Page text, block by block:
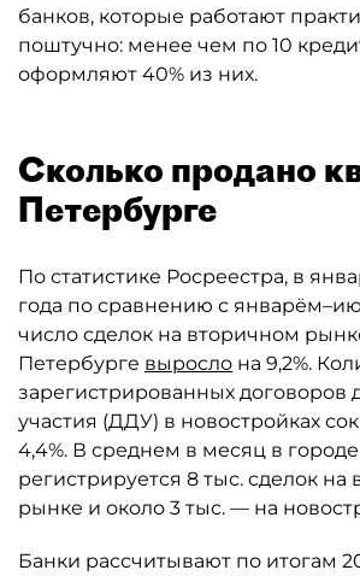
банков, которые работают
поштучно: менее чем по 10
оформляют 40% из них.
Сколько продано
Петербурге
По статистике Росреестра, в
года по сравнению с
число сделок на вторичном
Петербурге выросло на 9,2%.
зарегистрированных договоров
участия (ДДУ) в новостройках
4,4%. В среднем в месяц в городе
регистрируется 8 тыс. сделок на
рынке и около 3 тыс. — на
Банки рассчитывают по итогам